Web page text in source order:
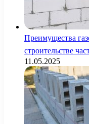
Преимущества
строительстве
11.05.2025